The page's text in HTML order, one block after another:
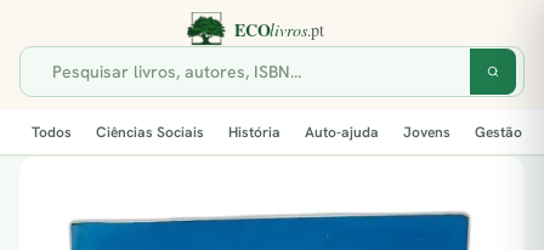
Todos Ciências Sociais História Auto-ajuda Jovens Gestão